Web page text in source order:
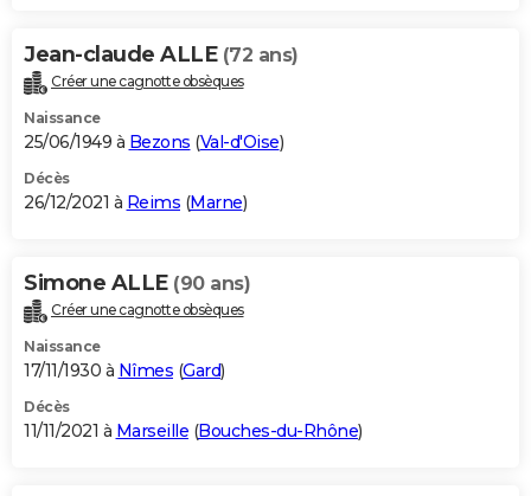
Jean-claude ALLE (72 ans)
Créer une cagnotte obsèques
Naissance
25/06/1949 à Bezons (Val-d'Oise)
Décès
26/12/2021 à Reims (Marne)
Simone ALLE (90 ans)
Créer une cagnotte obsèques
Naissance
17/11/1930 à Nîmes (Gard)
Décès
11/11/2021 à Marseille (Bouches-du-Rhône)